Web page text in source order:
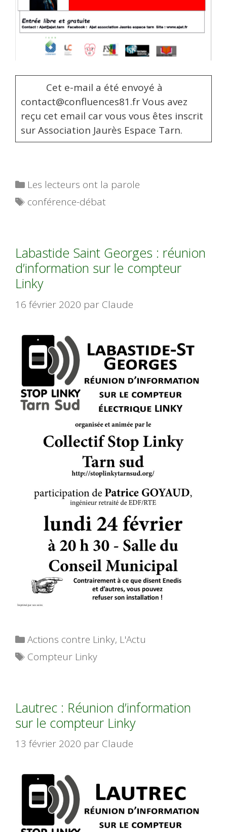
Cet e-mail a été envoyé à
contact@confluences81.fr Vous avez
reçu cet email car vous vous êtes inscrit
sur Association Jaurès Espace Tarn.
Catégories
Les lecteurs ont la parole
Étiquettes
conférence-débat
Labastide Saint Georges : réunion
d’information sur le compteur
Linky
16 février 2020 par Claude
Catégories
Actions contre Linky, L'Actu
Étiquettes
Compteur Linky
Lautrec : Réunion d’information
sur le compteur Linky
13 février 2020 par Claude